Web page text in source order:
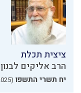
ציצית תכלת
הרב אליקים לבנון
יח תשרי התשפו (10.10.2025)